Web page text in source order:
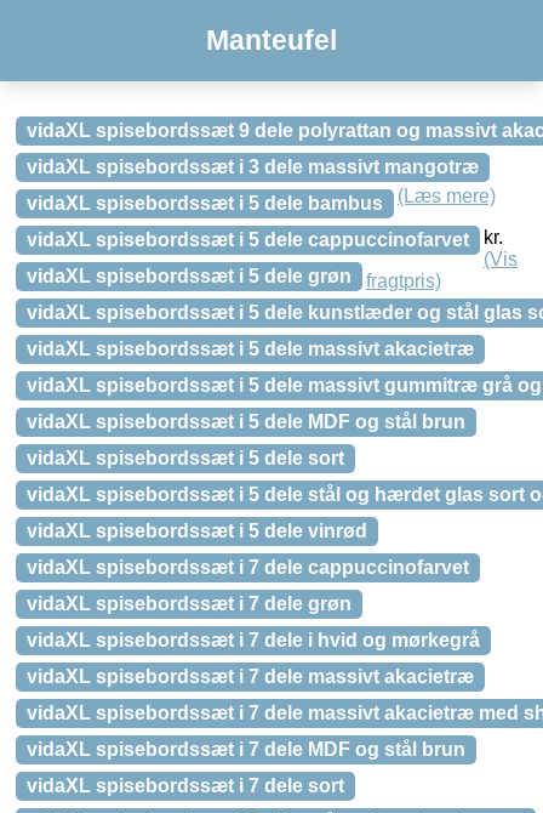
Manteufel
vidaXL spisebordssæt 9 dele polyrattan og massivt
vidaXL spisebordssæt i 3 dele massivt mangotræ
vidaXL spisebordssæt i 5 dele bambus
vidaXL spisebordssæt i 5 dele cappuccinofarvet
vidaXL spisebordssæt i 5 dele grøn
vidaXL spisebordssæt i 5 dele kunstlæder og stål glas
vidaXL spisebordssæt i 5 dele massivt akacietræ
vidaXL spisebordssæt i 5 dele massivt gummitræ grå
vidaXL spisebordssæt i 5 dele MDF og stål brun
vidaXL spisebordssæt i 5 dele sort
vidaXL spisebordssæt i 5 dele stål og hærdet glas sort
vidaXL spisebordssæt i 5 dele vinrød
vidaXL spisebordssæt i 7 dele cappuccinofarvet
vidaXL spisebordssæt i 7 dele grøn
vidaXL spisebordssæt i 7 dele i hvid og mørkegrå
vidaXL spisebordssæt i 7 dele massivt akacietræ
vidaXL spisebordssæt i 7 dele massivt akacietræ med
vidaXL spisebordssæt i 7 dele MDF og stål brun
vidaXL spisebordssæt i 7 dele sort
(Læs mere)
kr.
(Vis
fragtpris)